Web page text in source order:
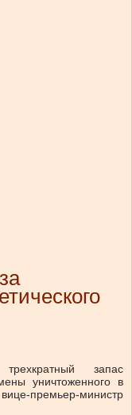
запас
уничтоженного в
премьер-министр